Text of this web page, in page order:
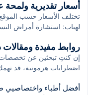
أسعار تقديرية ولمحة
تختلف الأسعار حسب
التقنية. تغطيات التأمين
لخفض التكلفة الإجمالية.
روابط مفيدة
إن كنتِ تبحثين عن تخصصات
اضطرابات هرمونية، قد
أفضل أطباء واختصاصيي